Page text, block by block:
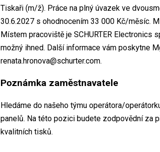
Tiskaři (m/ž). Práce na plný úvazek ve
30.6.2027 s ohodnocením 33 000 Kč/měsíc.
Místem pracoviště je SCHURTER Electronics
možný ihned. Další informace vám poskytne
renata.hronova@schurter.com.
Poznámka zaměstnavatele
Hledáme do našeho týmu operátora/
panelů. Na této pozici budete zodpovědní za
kvalitních tisků.